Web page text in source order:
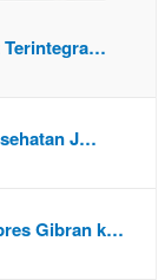
Terintegra…
J…
Gibran k…